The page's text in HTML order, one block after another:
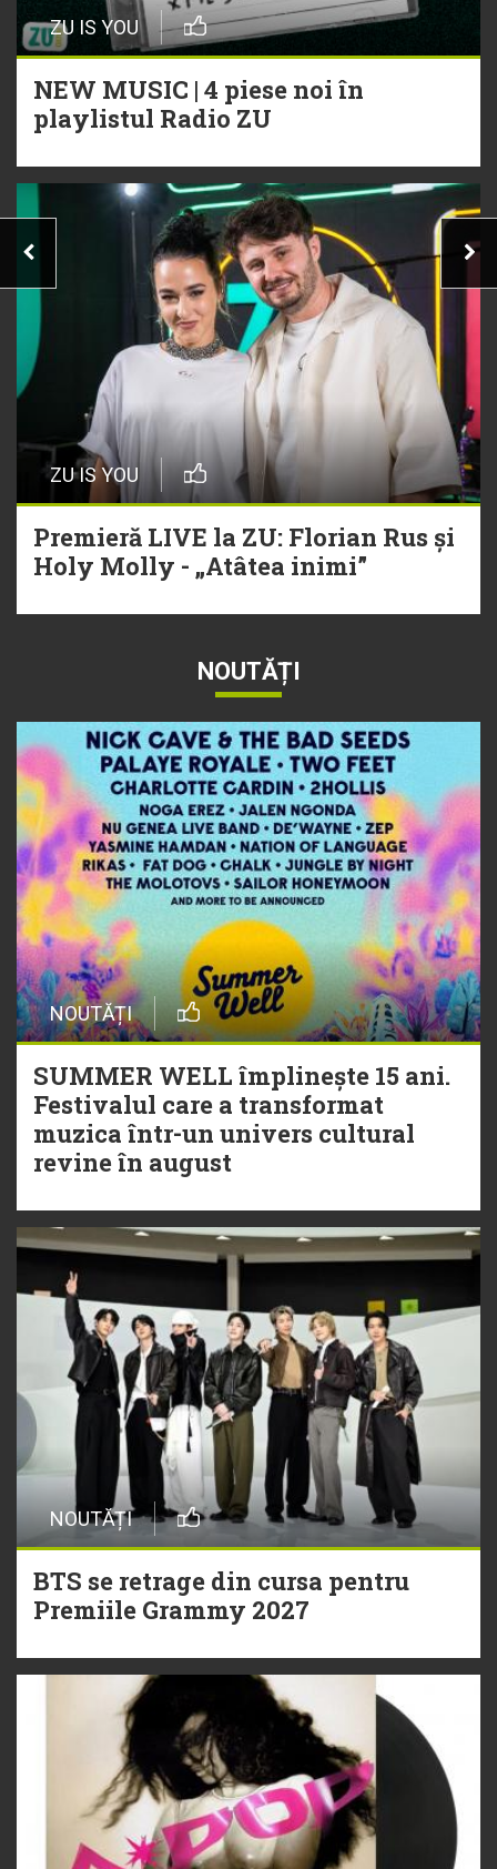
ZU IS YOU
NEW MUSIC | 4 piese noi în
playlistul Radio ZU
ZU IS YOU
Premieră LIVE la ZU: Florian Rus și
Holy Molly - „Atâtea inimi”
NOUTĂȚI
NOUTĂȚI
SUMMER WELL împlinește 15 ani.
Festivalul care a transformat
muzica într-un univers cultural
revine în august
NOUTĂȚI
BTS se retrage din cursa pentru
Premiile Grammy 2027